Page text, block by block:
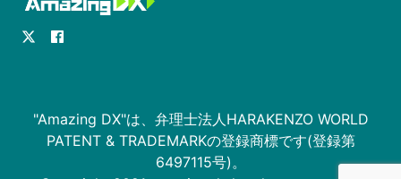
"Amazing DX"は、弁理士法人HARAKENZO WORLD
PATENT & TRADEMARKの登録商標です(登録第
6497115号)。